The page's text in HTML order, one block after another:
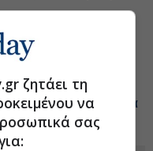
μετά το εξάμηνο
step-up δάνεια η
εξάμηνο, EBITDA στα
ζητάει τη
να
σας